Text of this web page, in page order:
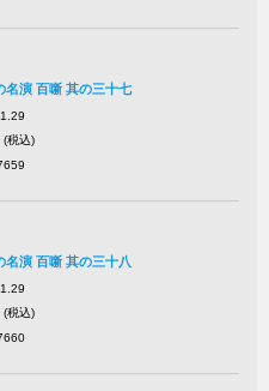
演 百噺 其の三十七
税込)
演 百噺 其の三十八
税込)